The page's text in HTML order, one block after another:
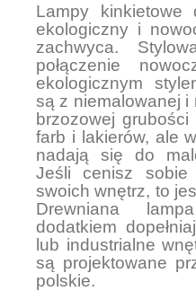
Lampy kinkietowe
ekologiczny i
zachwyca.
połączenie
ekologicznym
są z niemalowanej i
brzozowej
farb i lakierów, ale
nadają się do
Jeśli cenisz sobie
swoich wnętrz, to
Drewniana
dodatkiem
lub industrialne
są projektowane
polskie.